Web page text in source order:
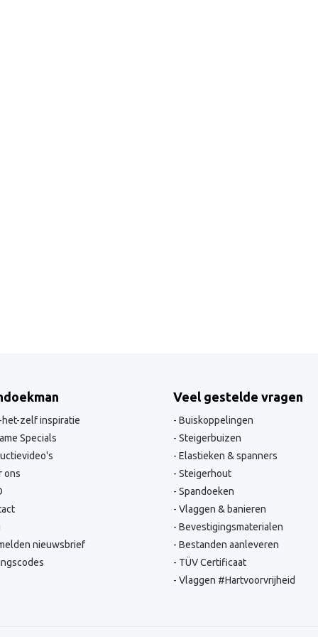
het-zelf inspiratie
Specials
ons
nieuwsbrief
Veel gestelde vragen
Buiskoppelingen
Steigerbuizen
Elastieken & spanners
Steigerhout
Spandoeken
Vlaggen & banieren
Bevestigingsmaterialen
Bestanden aanleveren
TÜV Certificaat
Vlaggen #Hartvoorvrijheid